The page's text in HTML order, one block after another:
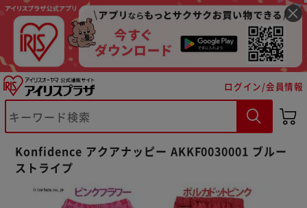
ログイン/会員情報
Konfidence アクアナッピー AKKF0030001 ブルー
ストライプ
※ご確認ください
カートに入れる